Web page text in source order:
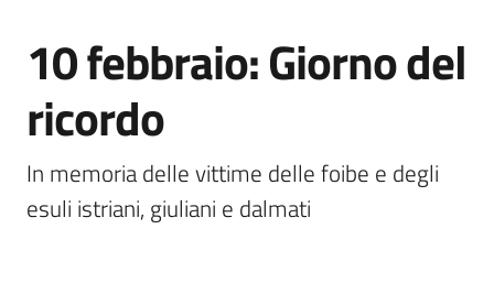
Amministrazione
Novità
Menu selezionato
Servizi
Vivere
Salta al contenuto
10 febbraio: Giorno del
ricordo
In memoria delle vittime delle foibe e degli
esuli istriani, giuliani e dalmati